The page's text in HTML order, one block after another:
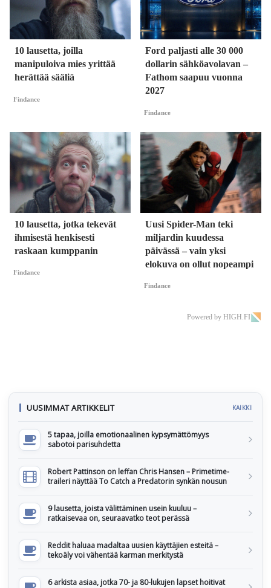
10 lausetta, joilla
manipuloiva mies yrittää
herättää sääliä
Findance
Ford paljasti alle 30 000
dollarin sähköavolavan –
Fathom saapuu vuonna
2027
Findance
10 lausetta, jotka tekevät
ihmisestä henkisesti
raskaan kumppanin
Findance
Uusi Spider-Man teki
miljardin kuudessa
päivässä – vain yksi
elokuva on ollut nopeampi
Findance
Powered by HIGH.FI
UUSIMMAT ARTIKKELIT KAIKKI
5 tapaa, joilla emotionaalinen kypsymättömyys
sabotoi parisuhdetta
Robert Pattinson on leffan Chris Hansen – Primetime-
traileri näyttää To Catch a Predatorin synkän nousun
9 lausetta, joista välittäminen usein kuuluu –
ratkaisevaa on, seuraavatko teot perässä
Reddit haluaa madaltaa uusien käyttäjien esteitä –
tekoäly voi vähentää karman merkitystä
6 arkista asiaa, jotka 70- ja 80-lukujen lapset hoitivat